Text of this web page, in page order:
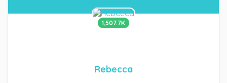
1,507.7K
Rebecca